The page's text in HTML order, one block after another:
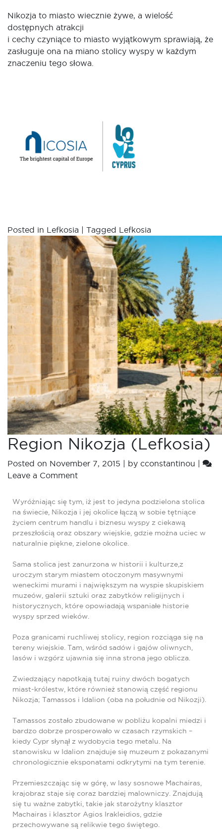
Nikozja to miasto wiecznie żywe, a wielość
dostępnych atrakcji
i cechy czyniące to miasto wyjątkowym sprawiają, że
zasługuje ona na miano stolicy wyspy w każdym
znaczeniu tego słowa.
Posted in Lefkosia | Tagged Lefkosia
Region Nikozja (Lefkosia)
Posted on November 7, 2015 | by cconstantinou |
Leave a Comment
Wyróżniając się tym, iż jest to jedyna podzielona stolica
na świecie, Nikozja i jej okolice łączą w sobie tętniące
życiem centrum handlu i biznesu wyspy z ciekawą
przeszłością oraz obszary wiejskie, gdzie można uciec w
naturalnie piękne, zielone okolice.
Sama stolica jest zanurzona w historii i kulturze,z
uroczym starym miastem otoczonym masywnymi
weneckimi murami i największym na wyspie skupiskiem
muzeów, galerii sztuki oraz zabytków religijnych i
historycznych, które opowiadają wspaniałe historie
wyspy sprzed wieków.
Poza granicami ruchliwej stolicy, region rozciąga się na
tereny wiejskie. Tam, wśród sadów i gajów oliwnych,
lasów i wzgórz ujawnia się inna strona jego oblicza.
Zwiedzający napotkają tutaj ruiny dwóch bogatych
miast-królestw, które również stanowią część regionu
Nikozja; Tamassos i Idalion (oba na południe od Nikozji).
Tamassos zostało zbudowane w pobliżu kopalni miedzi i
bardzo dobrze prosperowało w czasach rzymskich –
kiedy Cypr słynął z wydobycia tego metalu. Na
stanowisku w Idalion znajduje się muzeum z pokazanymi
chronologicznie eksponatami odkrytymi na tym terenie.
Przemieszczając się w górę, w lasy sosnowe Machairas,
krajobraz staje się coraz bardziej malowniczy. Znajdują
się tu ważne zabytki, takie jak starożytny klasztor
Machairas i klasztor Agios Irakleidios, gdzie
przechowywane są relikwie tego świętego.